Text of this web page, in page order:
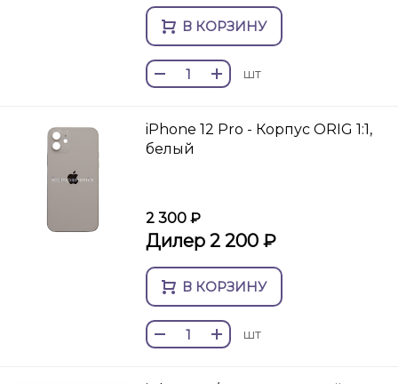
В КОРЗИНУ
шт
iPhone 12 Pro - Корпус ORIG 1:1,
белый
2 300 ₽
Дилер 2 200 ₽
В КОРЗИНУ
шт